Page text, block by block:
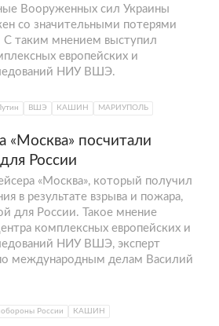
Вооруженных сил Украины
со значительными потерями
С таким мнением выступил
европейских и
НИУ ВШЭ.
ВШЭ КАШИН МАРИУПОЛЬ
«Москва» посчитали
России
«Москва», который получил
в результате взрыва и пожара,
для России. Такое мнение
комплексных европейских и
НИУ ВШЭ, эксперт
международным делам Василий
России КАШИН